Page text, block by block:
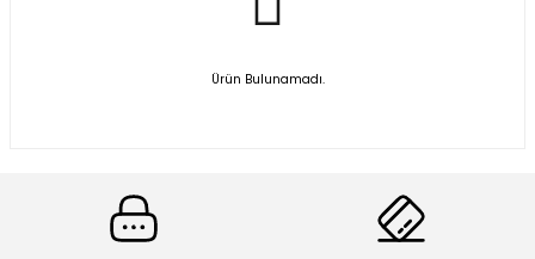
Ürün Bulunamadı.